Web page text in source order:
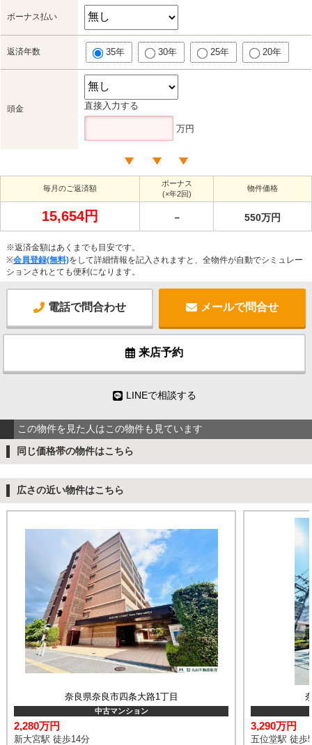
ボーナス払い
返済年数 35年 30年 25年 20年
頭金 直接入力する
万円
毎月のご返済額
ボーナス
(×年2回)
物件価格
15,654円 － 550万円
※返済金額はあくまでも目安です。
※会員登録(無料)をして詳細情報を記入されますと、全物件が自動でシミュレー
ションされとても便利になります。
電話で問合わせ メールで問合せ
来店予約
LINEで相談する
この物件を見た人はこの物件も見ています
同じ価格帯の物件はこちら
広さの近い物件はこちら
奈良県奈良市四条大路1丁目
中古マンション
2,280万円
新大宮駅 徒歩14分
3,290万円
五位堂駅 徒歩